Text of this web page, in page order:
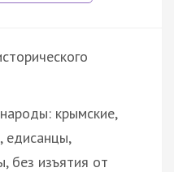
крымские,
едисанцы,
без изъятия от